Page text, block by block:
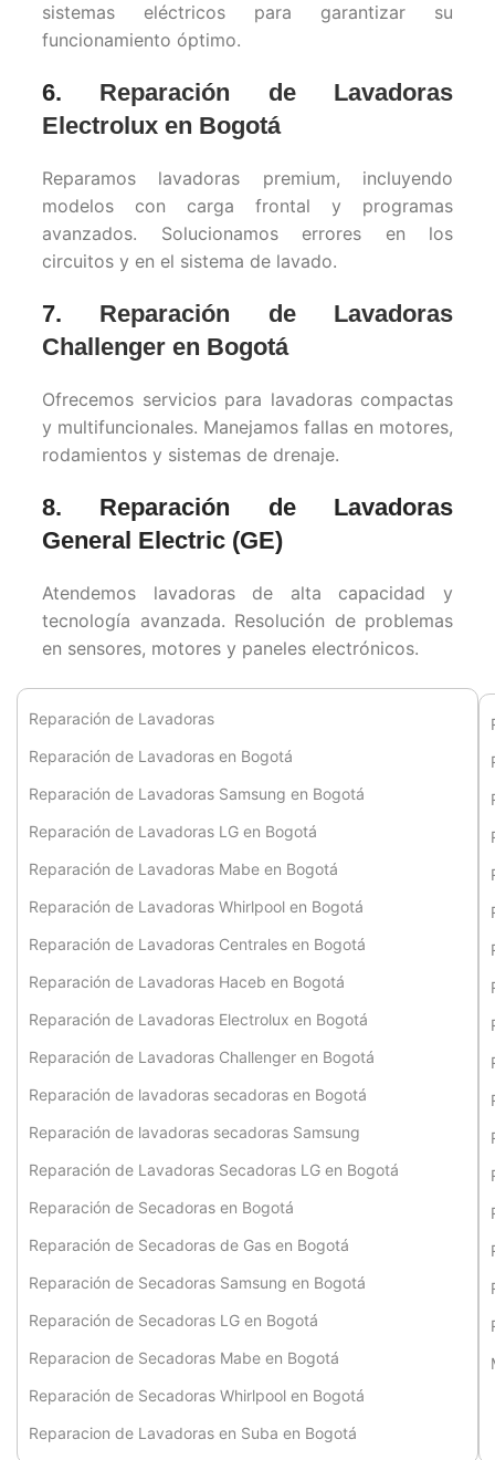
sistemas eléctricos para garantizar su
funcionamiento óptimo.
6. Reparación de Lavadoras
Electrolux en Bogotá
Reparamos lavadoras premium, incluyendo
modelos con carga frontal y programas
avanzados. Solucionamos errores en los
circuitos y en el sistema de lavado.
7. Reparación de Lavadoras
Challenger en Bogotá
Ofrecemos servicios para lavadoras compactas
y multifuncionales. Manejamos fallas en motores,
rodamientos y sistemas de drenaje.
8. Reparación de Lavadoras
General Electric (GE)
Atendemos lavadoras de alta capacidad y
tecnología avanzada. Resolución de problemas
en sensores, motores y paneles electrónicos.
Reparación de Lavadoras
Reparación de Lavadoras en Bogotá
Reparación de Lavadoras Samsung en Bogotá
Reparación de Lavadoras LG en Bogotá
Reparación de Lavadoras Mabe en Bogotá
Reparación de Lavadoras Whirlpool en Bogotá
Reparación de Lavadoras Centrales en Bogotá
Reparación de Lavadoras Haceb en Bogotá
Reparación de Lavadoras Electrolux en Bogotá
Reparación de Lavadoras Challenger en Bogotá
Reparación de lavadoras secadoras en Bogotá
Reparación de lavadoras secadoras Samsung
Reparación de Lavadoras Secadoras LG en Bogotá
Reparación de Secadoras en Bogotá
Reparación de Secadoras de Gas en Bogotá
Reparación de Secadoras Samsung en Bogotá
Reparación de Secadoras LG en Bogotá
Reparacion de Secadoras Mabe en Bogotá
Reparación de Secadoras Whirlpool en Bogotá
Reparacion de Lavadoras en Suba en Bogotá